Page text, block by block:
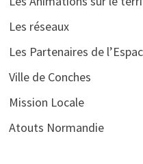
Les réseaux
Les Partenaires de
Ville de Conches
Mission Locale
Atouts Normandie